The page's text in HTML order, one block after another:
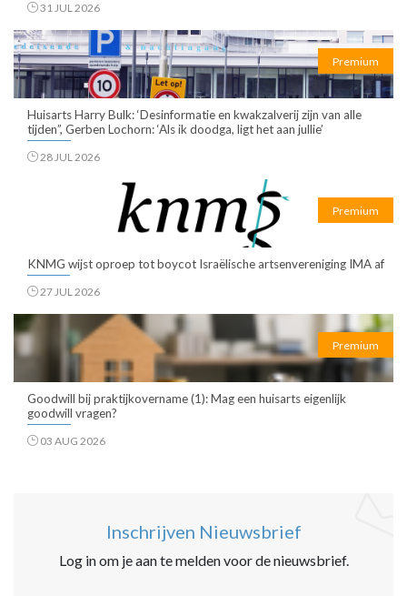
31 JUL 2026
Premium
Huisarts Harry Bulk: ‘Desinformatie en kwakzalverij zijn van alle
tijden”, Gerben Lochorn: ‘Als ik doodga, ligt het aan jullie’
28 JUL 2026
Premium
KNMG wijst oproep tot boycot Israëlische artsenvereniging IMA af
27 JUL 2026
Premium
Goodwill bij praktijkovername (1): Mag een huisarts eigenlijk
goodwill vragen?
03 AUG 2026
Inschrijven Nieuwsbrief
Log in om je aan te melden voor de nieuwsbrief.